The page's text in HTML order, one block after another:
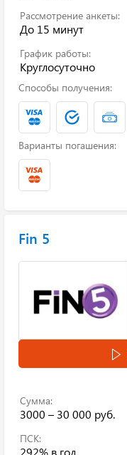
Рассмотрение анкеты:
До 15 минут
График работы:
Круглосуточно
Способы получения:
Варианты погашения:
Fin 5
Сумма:
3000 – 30 000 руб.
ПСК:
292% в год